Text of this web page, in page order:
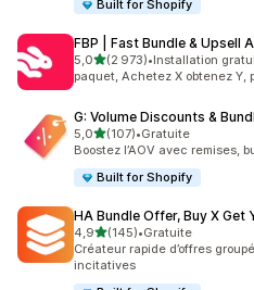
Built for Shopify
FBP | Fast Bundle & Upsell
5,0étoile(s) sur 5
(2 973)
2973 avis au total
•Installation
paquet, Achetez X obtenez Y,
G: Volume Discounts &
5,0étoile(s) sur 5
(107)
107 avis au total
•Gratuite
Boostez l’AOV avec remises,
Built for Shopify
HA Bundle Offer, Buy X Get
4,9étoile(s) sur 5
(145)
145 avis au total
•Gratuite
Créateur rapide d’offres
incitatives